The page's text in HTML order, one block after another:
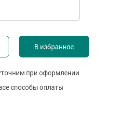
В избранное
при оформлении
способы оплаты